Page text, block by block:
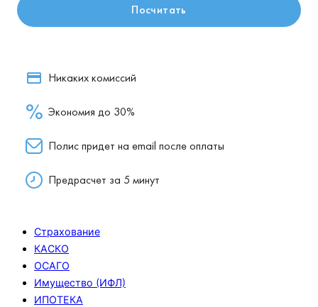
Страхование
КАСКО
ОСАГО
Имущество (ИФЛ)
ИПОТЕКА